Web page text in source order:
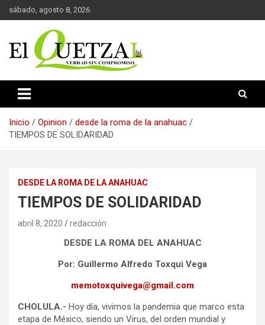
Saltar
al
sábado, agosto 8, 2026
El Quetzal de Cholula
Inicio Opinion
desde la roma de la anahuac
TIEMPOS DE SOLIDARIDAD
DESDE LA ROMA DE LA ANAHUAC
TIEMPOS DE SOLIDARIDAD
abril 8, 2020 redacción
DESDE LA ROMA DEL ANAHUAC
Por: Guillermo Alfredo Toxqui Vega
memotoxquivega@gmail.com
CHOLULA.- Hoy día, vivimos la pandemia que marco esta
etapa de México, siendo un Virus, del orden mundial y